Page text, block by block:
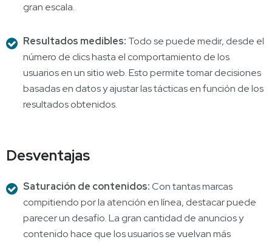
gran escala.
Resultados medibles: Todo se puede medir, desde el
número de clics hasta el comportamiento de los
usuarios en un sitio web. Esto permite tomar decisiones
basadas en datos y ajustar las tácticas en función de los
resultados obtenidos.
Desventajas
Saturación de contenidos:Con tantas marcas
compitiendo por la atención en línea, destacar puede
parecer un desafío. La gran cantidad de anuncios y
contenido hace que los usuarios se vuelvan más